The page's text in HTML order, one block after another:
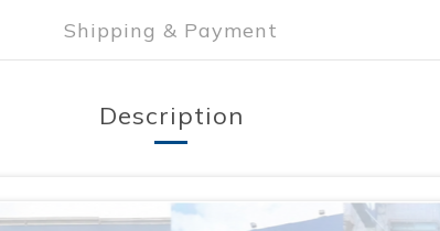
Shipping & Payment
Description